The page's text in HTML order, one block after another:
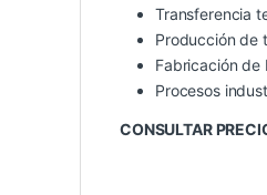
Transferencia
Producción de
Fabricación
Procesos
CONSULTAR